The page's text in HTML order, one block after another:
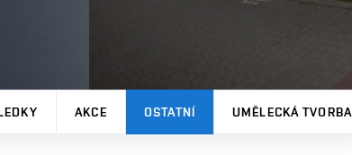
AKCE OSTATNÍ UMĚLECKÁ TVORBA